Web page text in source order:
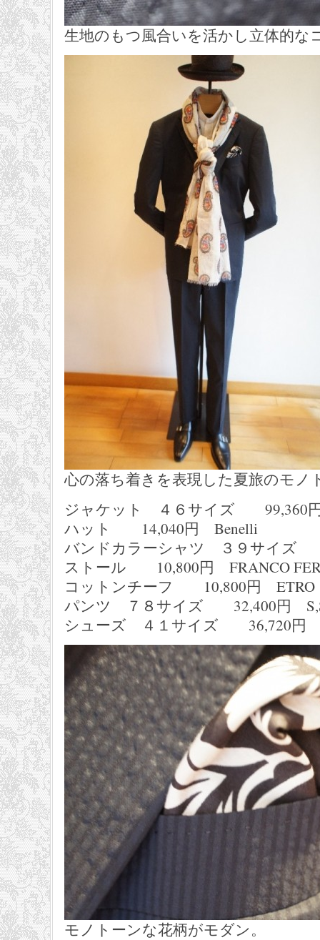
生地のもつ風合いを活かし立体的な
心の落ち着きを表現した夏旅のモノ
ジャケット ４６サイズ 99,360
ハット 14,040円 Benelli
バンドカラーシャツ ３９サイズ
ストール 10,800円 FRANCO
コットンチーフ 10,800円 ETRO
パンツ ７８サイズ 32,400円
シューズ ４１サイズ 36,720円
モノトーンな花柄がモダン。